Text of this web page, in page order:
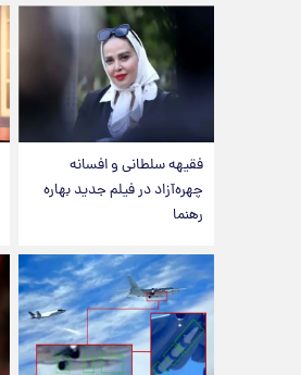
فقیهه سلطانی و افسانه
چهره‌آزاد در فیلم جدید بهاره
رهنما